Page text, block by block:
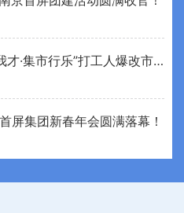
打工人的专属快乐：“天生我才·集市行乐”打工人爆改市集刷屏！
屏集团新春年会圆满落幕！